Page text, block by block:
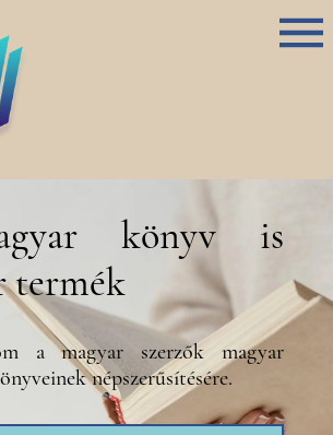
könyv is
termék
a magyar szerzők magyar
népszerűsítésére.